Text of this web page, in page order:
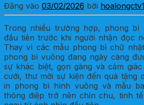
Đăng vào 03/02/2026 bởi hoalongctv1
Trong nhiều trường hợp, phong bì
đầu tiên trước khi người nhận đọc
Thay vì các mẫu phong bì chữ
phong bì vuông đang ngày càng
sự khác biệt, gọn gàng và cảm
cưới, thư mời sự kiện đến quà tặng
in phong bì hình vuông và mẫu
thông điệp trở nên chỉn chu, tinh